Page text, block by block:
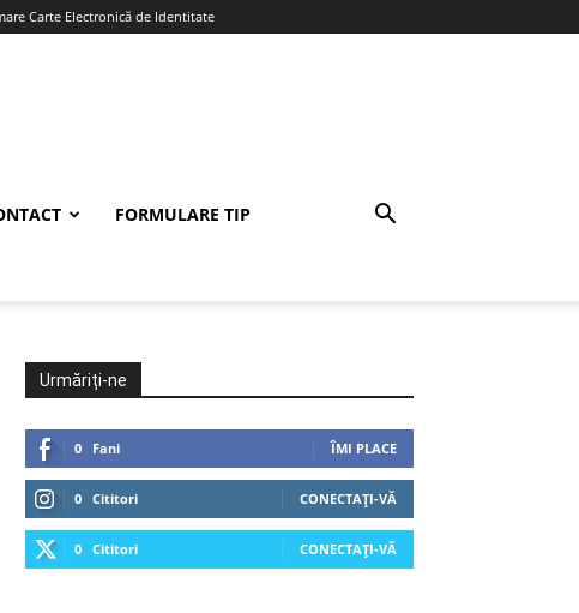
Carte Electronică de Identitate
FORMULARE TIP
Urmăriți-ne
0 Fani ÎMI PLACE
0 Cititori CONECTAȚI-VĂ
0 Cititori CONECTAȚI-VĂ